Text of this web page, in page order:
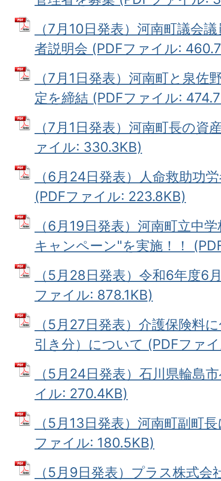
（7月10日発表）河南町議会
者説明会 (PDFファイル:
（7月1日発表）河南町と泉佐
定を締結 (PDFファイル:
（7月1日発表）河南町長の資
ァイル: 330.3KB)
（6月24日発表）人命救助功
(PDFファイル: 223.8KB)
（6月19日発表）河南町立中
キャンペーン"を実施！！
（5月28日発表）令和6年度6
ファイル: 878.1KB)
（5月27日発表）介護保険料
引き分）について (PDFファ
（5月24日発表）石川県輪島
イル: 270.4KB)
（5月13日発表）河南町副町
ファイル: 180.5KB)
（5月9日発表）プラス株式